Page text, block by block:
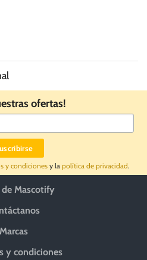
ofertas!
y condiciones y la política de privacidad.
de Mascotify
Marcas
y condiciones